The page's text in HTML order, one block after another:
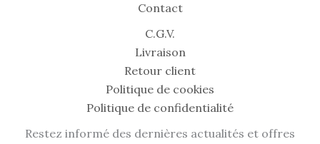
Contact
C.G.V.
Livraison
Retour client
Politique de cookies
Politique de confidentialité
Restez informé des dernières actualités et offres